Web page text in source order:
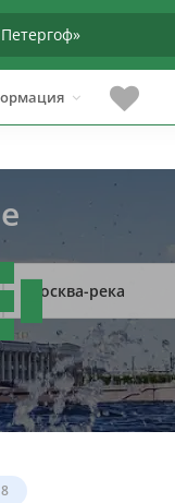
Москва-река
8